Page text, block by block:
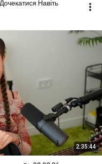
Навіть
2:35:44